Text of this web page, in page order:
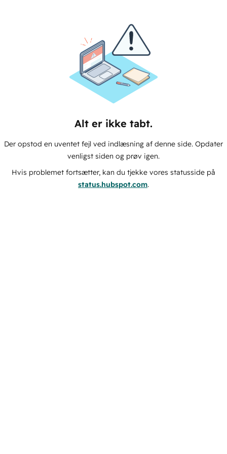
Alt er ikke tabt.
Der opstod en uventet fejl ved indlæsning af denne side. Opdater
venligst siden og prøv igen.
Hvis problemet fortsætter, kan du tjekke vores statusside på
status.hubspot.com.